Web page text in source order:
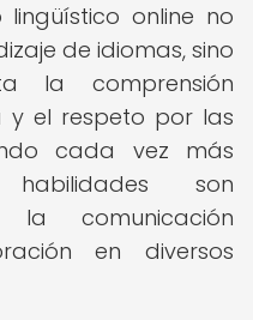
online no
de idiomas, sino
la comprensión
y el respeto por las
cada vez más
son
la comunicación
en diversos